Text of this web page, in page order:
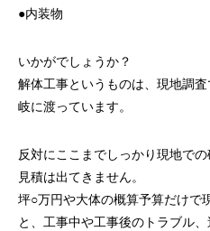
●内装物
いかがでしょうか？
解体工事というものは、現地調
岐に渡っています。
反対にここまでしっかり現地で
見積は出てきません。
坪○万円や大体の概算予算だけで
と、工事中や工事後のトラブル